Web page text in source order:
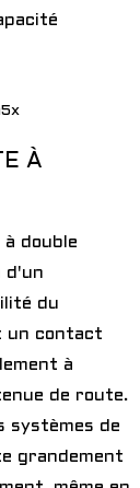
À
double
d'un
du
un contact
à
de route.
systèmes de
grandement